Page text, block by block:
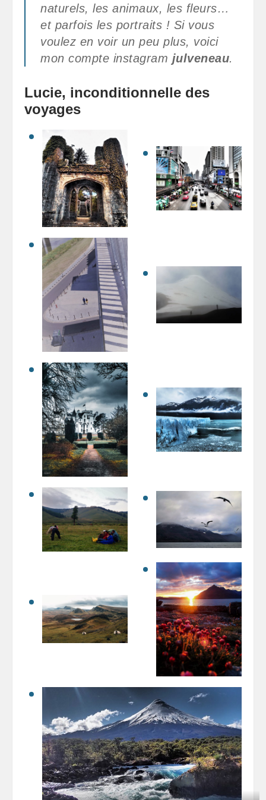
naturels, les animaux, les fleurs…
et parfois les portraits ! Si vous
voulez en voir un peu plus, voici
mon compte instagram julveneau
Lucie, inconditionnelle des
voyages